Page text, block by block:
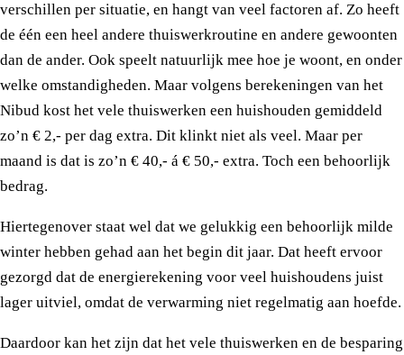
verschillen per situatie, en hangt van veel factoren af. Zo heeft
de één een heel andere thuiswerkroutine en andere gewoonten
dan de ander. Ook speelt natuurlijk mee hoe je woont, en onder
welke omstandigheden. Maar volgens berekeningen van het
Nibud kost het vele thuiswerken een huishouden gemiddeld
zo’n € 2,- per dag extra. Dit klinkt niet als veel. Maar per
maand is dat is zo’n € 40,- á € 50,- extra. Toch een behoorlijk
bedrag.
Hiertegenover staat wel dat we gelukkig een behoorlijk milde
winter hebben gehad aan het begin dit jaar. Dat heeft ervoor
gezorgd dat de energierekening voor veel huishoudens juist
lager uitviel, omdat de verwarming niet regelmatig aan hoefde.
Daardoor kan het zijn dat het vele thuiswerken en de besparing